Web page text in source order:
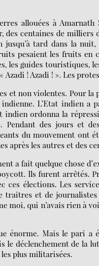
allouées à
centaines de milliers
tard dans la
pesaient les fruits en
les guides touristiques,
! Azadi ! ». Les
et non violentes. Pour la
L’Etat indien a
indien ordonna la
des jours et
du mouvement ont
après les autres et des
a fait quelque chose
Ils furent arrêtés.
élections. Les
traitres et de
qui n’avais rien à
énorme. Mais le pari a
le déclenchement de la
plus militarisées.